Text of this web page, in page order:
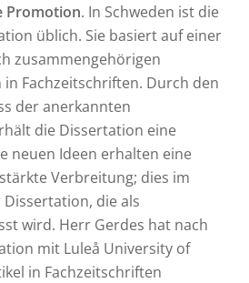
Promotion. In Schweden ist die
üblich. Sie basiert auf einer
zusammengehörigen
Fachzeitschriften. Durch den
der anerkannten
die Dissertation eine
neuen Ideen erhalten eine
Verbreitung; dies im
die als
wird. Herr Gerdes hat nach
mit Luleå University of
in Fachzeitschriften